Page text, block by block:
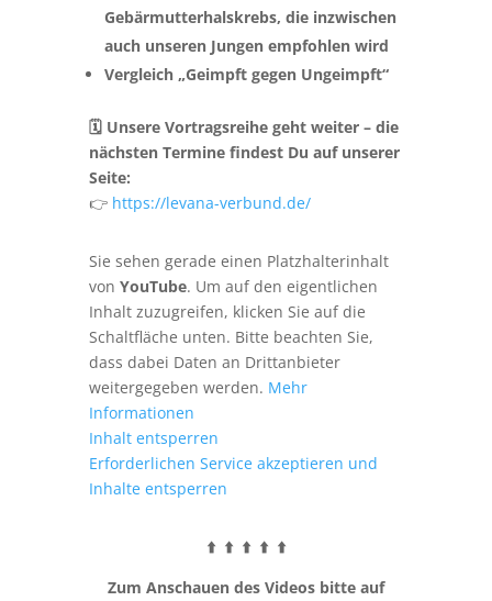
Gebärmutterhalskrebs, die inzwischen
auch unseren Jungen empfohlen wird
Vergleich „Geimpft gegen Ungeimpft“
🗓 Unsere Vortragsreihe geht weiter – die
nächsten Termine findest Du auf unserer
Seite:
👉 https://levana-verbund.de/
Sie sehen gerade einen Platzhalterinhalt
von YouTube. Um auf den eigentlichen
Inhalt zuzugreifen, klicken Sie auf die
Schaltfläche unten. Bitte beachten Sie,
dass dabei Daten an Drittanbieter
weitergegeben werden. Mehr
Informationen
Inhalt entsperren
Erforderlichen Service akzeptieren und
Inhalte entsperren
⬆️ ⬆️ ⬆️ ⬆️ ⬆️
Zum Anschauen des Videos bitte auf